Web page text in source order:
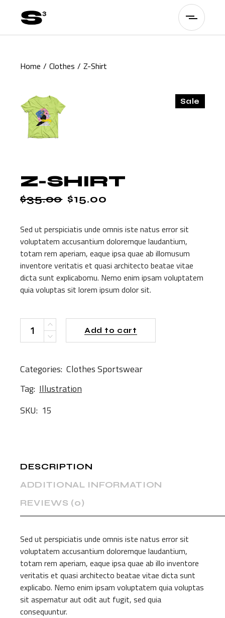
content
Home Clothes Z-Shirt
Sale
Z-SHIRT
$35.00
ORIGINAL
WAS:
$35.00.
$15.00
CURRENT
IS:
$15.00.
Sed ut perspiciatis unde omnis iste natus error sit
voluptatem accusantium doloremque laudantium,
totam rem aperiam, eaque ipsa quae ab illomusum
inventore veritatis et quasi architecto beatae vitae
dicta sunt explicabomu. Nemo enim ipsam voluptatem
quia voluptas sit lorem ipsum dolor sit.
Z-Shirt quantity
Add to cart
Categories: ClothesSportswear
Tag: Illustration
SKU: 15
DESCRIPTION
ADDITIONAL INFORMATION
REVIEWS (0)
Sed ut perspiciatis unde omnis iste natus error sit
voluptatem accusantium doloremque laudantium,
totam rem aperiam, eaque ipsa quae ab illo inventore
veritatis et quasi architecto beatae vitae dicta sunt
explicabo. Nemo enim ipsam voluptatem quia voluptas
sit aspernatur aut odit aut fugit, sed quia
consequuntur.